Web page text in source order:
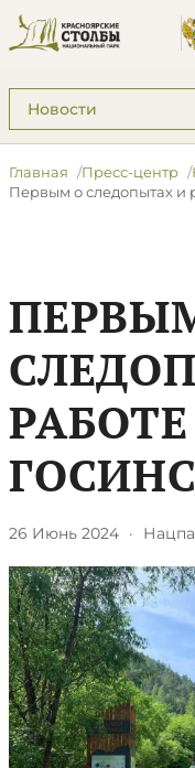
Подразделы: Пресс-
Главная Пресс-центр
Первым о следопытах и
РАБОТЕ
26 Июнь 2024 ·